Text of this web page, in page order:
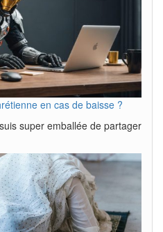
en cas de baisse ?
super emballée de partager